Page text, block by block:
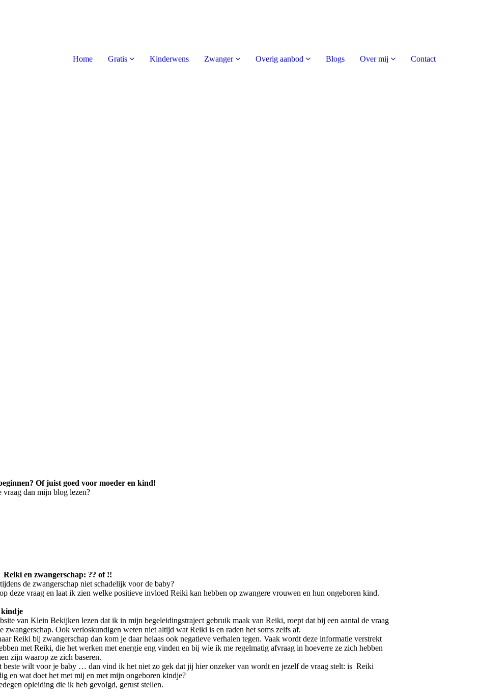
Home Gratis Kinderwens Zwanger Overig aanbod Blogs Over mij Contact
Of juist goed voor moeder en kind!
dan mijn blog lezen?
Reiki en zwangerschap: ?? of !!
de zwangerschap niet schadelijk voor de baby?
deze vraag en laat ik zien welke positieve invloed Reiki kan hebben op zwangere vrouwen en hun ongeboren kind.
van Klein Bekijken lezen dat ik in mijn begeleidingstraject gebruik maak van Reiki, roept dat bij een aantal de vraag
Ook verloskundigen weten niet altijd wat Reiki is en raden het soms zelfs af.
Reiki bij zwangerschap dan kom je daar helaas ook negatieve verhalen tegen. Vaak wordt deze informatie verstrekt
met Reiki, die het werken met energie eng vinden en bij wie ik me regelmatig afvraag in hoeverre ze zich hebben
zijn waarop ze zich baseren.
beste wilt voor je baby … dan vind ik het niet zo gek dat jij hier onzeker van wordt en jezelf de vraag stelt: is Reiki
en wat doet het met mij en met mijn ongeboren kindje?
opleiding die ik heb gevolgd, gerust stellen.